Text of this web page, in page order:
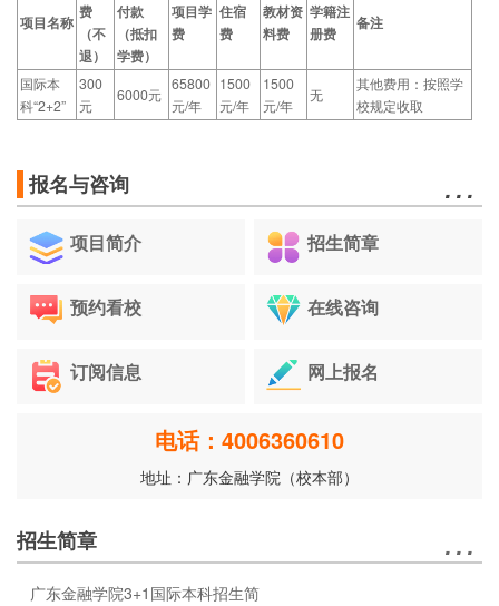
报名与咨询 …
项目简介 招生简章
预约看校 在线咨询
订阅信息 网上报名
电话：4006360610
地址：广东金融学院（校本部）
招生简章 …
广东金融学院3+1国际本科招生简
项目名称
费
（不
退）
付款
（抵扣
学费）
项目学
费
住宿
费
教材资
料费
学籍注
册费
备注
国际本
科“2+2”
300
元
6000元
65800
元/年
1500
元/年
1500
元/年
无
其他费用：按照学
校规定收取